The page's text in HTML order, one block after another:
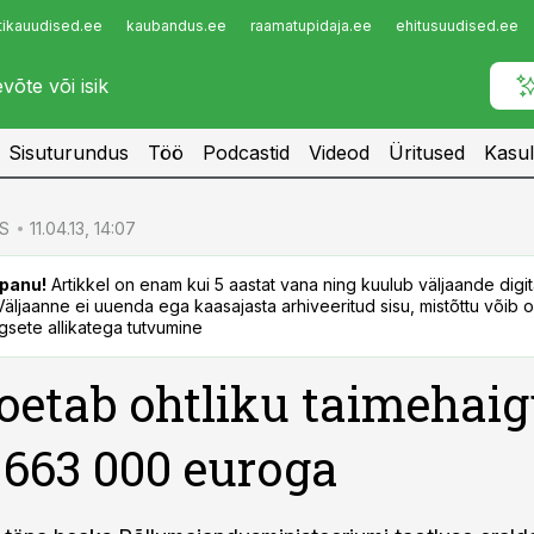
kaubandus.ee raamatupidaja.ee ehitusuudised.ee
Infopank
Sisuturundus Töö Podcastid Videod Üritused
11.04.13, 14:07
Artikkel on enam kui 5 aastat vana ning kuulub väljaande
ei uuenda ega kaasajasta arhiveeritud sisu, mistõttu võib
allikatega tutvumine
ohtliku
000 euroga